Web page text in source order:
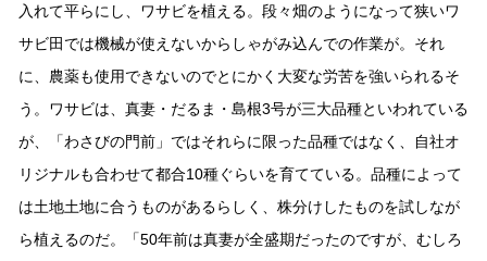
入れて平らにし、ワサビを植える。段々畑のようになって狭いワ
サビ田では機械が使えないからしゃがみ込んでの作業が。それ
に、農薬も使用できないのでとにかく大変な労苦を強いられるそ
う。ワサビは、真妻・だるま・島根3号が三大品種といわれている
が、「わさびの門前」ではそれらに限った品種ではなく、自社オ
リジナルも合わせて都合10種ぐらいを育てている。品種によって
は土地土地に合うものがあるらしく、株分けしたものを試しなが
ら植えるのだ。「50年前は真妻が全盛期だったのですが、むしろ